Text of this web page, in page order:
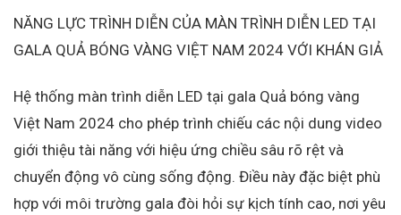
NĂNG LỰC TRÌNH DIỄN CỦA MÀN TRÌNH DIỄN LED TẠI
GALA QUẢ BÓNG VÀNG VIỆT NAM 2024 VỚI KHÁN GIẢ
Hệ thống màn trình diễn LED tại gala Quả bóng vàng
Việt Nam 2024 cho phép trình chiếu các nội dung video
giới thiệu tài năng với hiệu ứng chiều sâu rõ rệt và
chuyển động vô cùng sống động. Điều này đặc biệt phù
hợp với môi trường gala đòi hỏi sự kịch tính cao, nơi yêu